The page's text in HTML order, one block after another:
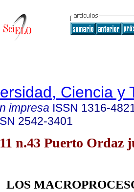
Ciencia y
impresa ISSN 1316-
2542-3401
n.43 Puerto Ordaz
LOS